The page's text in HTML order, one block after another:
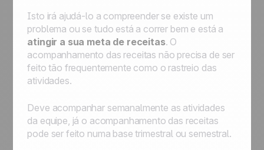
Isto irá ajudá-lo a compreender se existe um
problema ou se tudo está a correr bem e está a
atingir a sua meta de receitas. O
acompanhamento das receitas não precisa de ser
feito tão frequentemente como o rastreio das
atividades.
Deve acompanhar semanalmente as atividades
da equipe, já o acompanhamento das receitas
pode ser feito numa base trimestral ou semestral.